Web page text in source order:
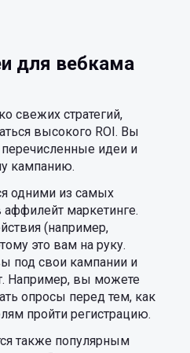
для вебкама
свежих стратегий,
высокого ROI. Вы
идеи и
кампанию.
одними из самых
маркетинге.
(например,
это вам на руку.
под свои кампании и
Например, вы можете
опросы перед тем, как
пройти регистрацию.
также популярным